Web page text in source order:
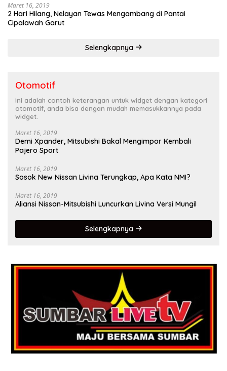
Maret 16, 2019
2 Hari Hilang, Nelayan Tewas Mengambang di Pantai
Cipalawah Garut
Selengkapnya
Otomotif
Ini adalah contoh keterangan untuk widget dengan kategori
otomotif, anda bisa dengan mudah memasukkannya pada
widget.
Maret 16, 2019
Demi Xpander, Mitsubishi Bakal Mengimpor Kembali
Pajero Sport
Maret 16, 2019
Sosok New Nissan Livina Terungkap, Apa Kata NMI?
Maret 16, 2019
Aliansi Nissan-Mitsubishi Luncurkan Livina Versi Mungil
Selengkapnya